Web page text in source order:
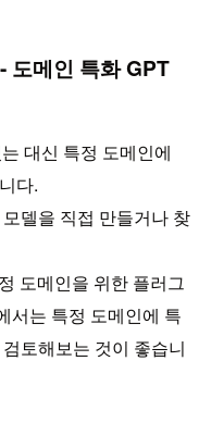
도메인 특화 GPT
대신 특정 도메인에
다.
델을 직접 만들거나 찾
도메인을 위한 플러그
서는 특정 도메인에 특
토해보는 것이 좋습니